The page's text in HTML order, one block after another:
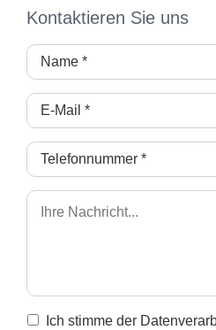
Kontaktieren Sie uns
Ich stimme der